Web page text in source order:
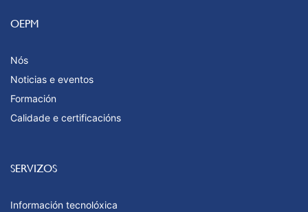
OEPM
Nós
Noticias e eventos
Formación
Calidade e certificacións
SERVIZOS
Información tecnolóxica